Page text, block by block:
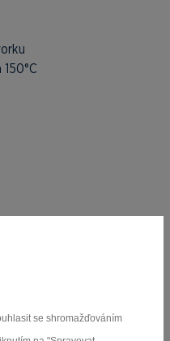
se shromažďováním